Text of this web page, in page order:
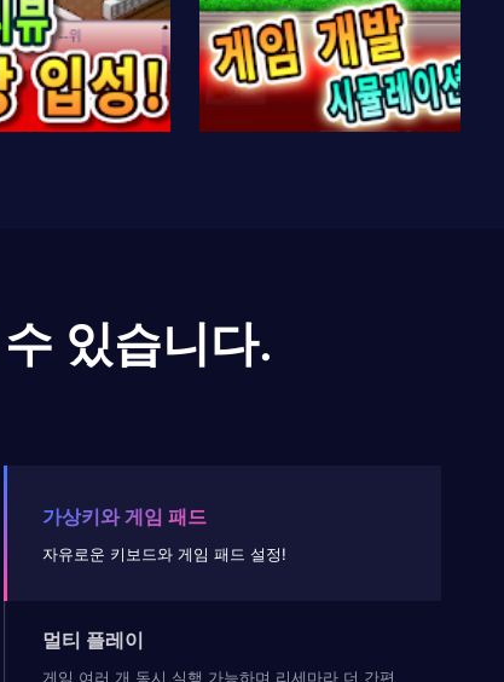
있습니다.
가상키와 게임 패드
자유로운 키보드와 게임 패드 설정!
멀티 플레이
게임 여러 개 동시 실행 가능하며 리세마라 더 간편